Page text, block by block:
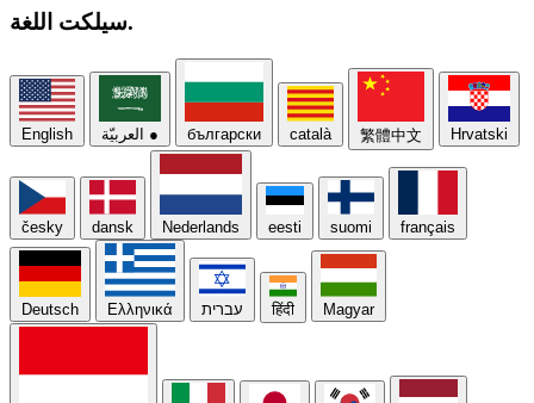
سيلكتاللغة.
English العربيّة ● български català 繁體中文 Hrvatski
česky dansk Nederlands eesti suomi français
Deutsch Ελληνικά עברית हिंदी Magyar